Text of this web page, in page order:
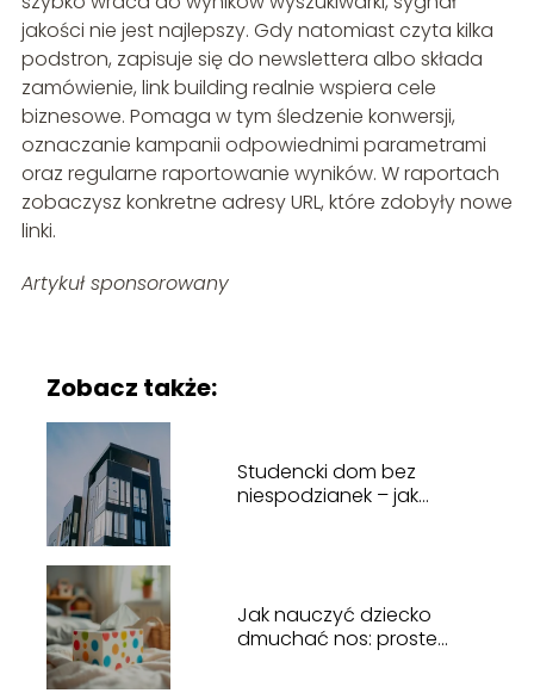
jakości nie jest najlepszy. Gdy natomiast czyta kilka
podstron, zapisuje się do newslettera albo składa
zamówienie, link building realnie wspiera cele
biznesowe. Pomaga w tym śledzenie konwersji,
oznaczanie kampanii odpowiednimi parametrami
oraz regularne raportowanie wyników. W raportach
zobaczysz konkretne adresy URL, które zdobyły nowe
linki.
Artykuł sponsorowany
Zobacz także:
Studencki dom bez
niespodzianek – jak
Jak nauczyć dziecko
dmuchać nos: proste